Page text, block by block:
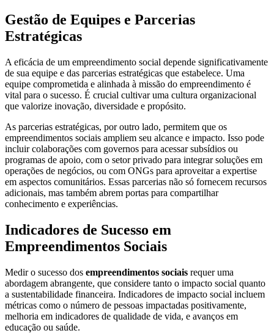
Gestão de Equipes e Parcerias
Estratégicas
A eficácia de um empreendimento social depende significativamente
de sua equipe e das parcerias estratégicas que estabelece. Uma
equipe comprometida e alinhada à missão do empreendimento é
vital para o sucesso. É crucial cultivar uma cultura organizacional
que valorize inovação, diversidade e propósito.
As parcerias estratégicas, por outro lado, permitem que os
empreendimentos sociais ampliem seu alcance e impacto. Isso pode
incluir colaborações com governos para acessar subsídios ou
programas de apoio, com o setor privado para integrar soluções em
operações de negócios, ou com ONGs para aproveitar a expertise
em aspectos comunitários. Essas parcerias não só fornecem recursos
adicionais, mas também abrem portas para compartilhar
conhecimento e experiências.
Indicadores de Sucesso em
Empreendimentos Sociais
Medir o sucesso dos empreendimentos sociais requer uma
abordagem abrangente, que considere tanto o impacto social quanto
a sustentabilidade financeira. Indicadores de impacto social incluem
métricas como o número de pessoas impactadas positivamente,
melhoria em indicadores de qualidade de vida, e avanços em
educação ou saúde.